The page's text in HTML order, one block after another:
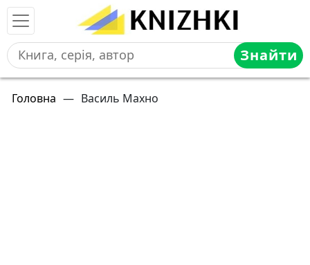
Знайти
Головна — Василь Махно